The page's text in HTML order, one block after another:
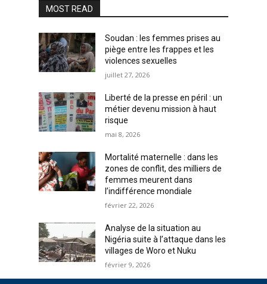
MOST READ
Soudan : les femmes prises au
piège entre les frappes et les
violences sexuelles
juillet 27, 2026
Liberté de la presse en péril : un
métier devenu mission à haut
risque
mai 8, 2026
Mortalité maternelle : dans les
zones de conflit, des milliers de
femmes meurent dans
l’indifférence mondiale
février 22, 2026
Analyse de la situation au
Nigéria suite à l’attaque dans les
villages de Woro et Nuku
février 9, 2026